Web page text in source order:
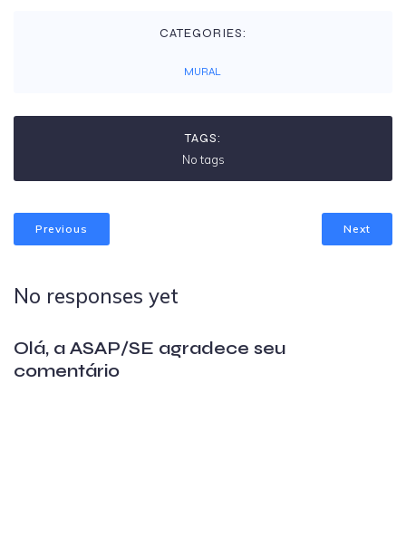
CATEGORIES:
MURAL
TAGS:
No tags
Previous Next
No responses yet
Olá, a ASAP/SE agradece seu
comentário